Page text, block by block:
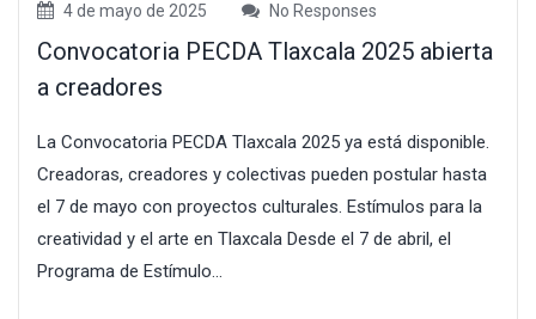
4 de mayo de 2025 No Responses
Convocatoria PECDA Tlaxcala 2025 abierta
a creadores
La Convocatoria PECDA Tlaxcala 2025 ya está disponible.
Creadoras, creadores y colectivas pueden postular hasta
el 7 de mayo con proyectos culturales. Estímulos para la
creatividad y el arte en Tlaxcala Desde el 7 de abril, el
Programa de Estímulo...